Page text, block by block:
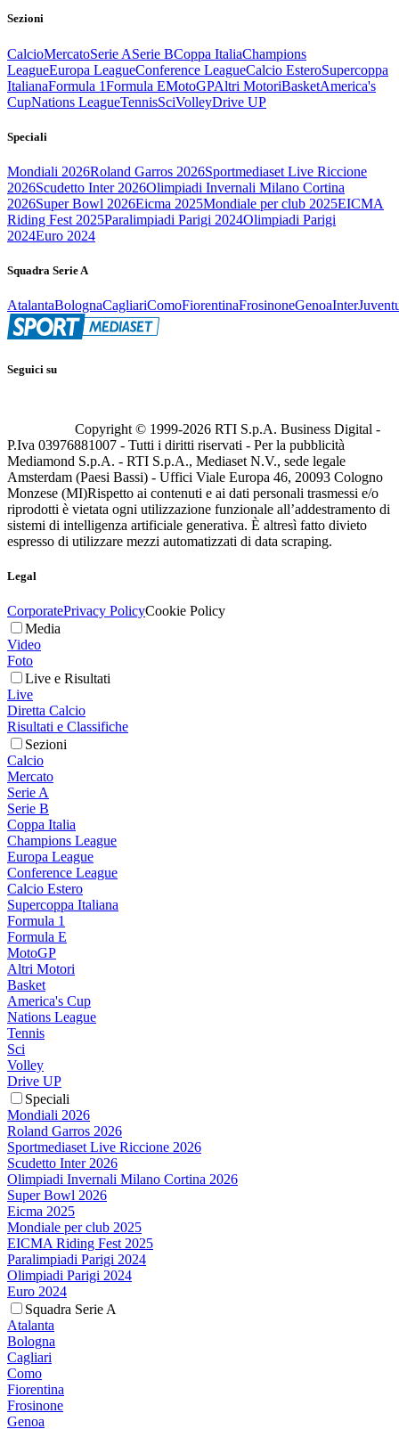
Sezioni
CalcioMercatoSerie ASerie BCoppa ItaliaChampions
LeagueEuropa LeagueConference LeagueCalcio EsteroSupercoppa
ItalianaFormula 1Formula EMotoGPAltri MotoriBasketAmerica's
CupNations LeagueTennisSciVolleyDrive UP
Speciali
Mondiali 2026Roland Garros 2026Sportmediaset Live Riccione
2026Scudetto Inter 2026Olimpiadi Invernali Milano Cortina
2026Super Bowl 2026Eicma 2025Mondiale per club 2025EICMA
Riding Fest 2025Paralimpiadi Parigi 2024Olimpiadi Parigi
2024Euro 2024
Squadra Serie A
AtalantaBolognaCagliariComoFiorentinaFrosinoneGenoaInter
Seguici su
Copyright © 1999-2026 RTI S.p.A. Business Digital -
P.Iva 03976881007 - Tutti i diritti riservati - Per la pubblicità
Mediamond S.p.A. - RTI S.p.A., Mediaset N.V., sede legale
Amsterdam (Paesi Bassi) - Uffici Viale Europa 46, 20093 Cologno
Monzese (MI)Rispetto ai contenuti e ai dati personali trasmessi e/o
riprodotti è vietata ogni utilizzazione funzionale all’addestramento di
sistemi di intelligenza artificiale generativa. È altresì fatto divieto
espresso di utilizzare mezzi automatizzati di data scraping.
Legal
CorporatePrivacy PolicyCookie Policy
Media
Video
Foto
Live e Risultati
Live
Diretta Calcio
Risultati e Classifiche
Sezioni
Calcio
Mercato
Serie A
Serie B
Coppa Italia
Champions League
Europa League
Conference League
Calcio Estero
Supercoppa Italiana
Formula 1
Formula E
MotoGP
Altri Motori
Basket
America's Cup
Nations League
Tennis
Sci
Volley
Drive UP
Speciali
Mondiali 2026
Roland Garros 2026
Sportmediaset Live Riccione 2026
Scudetto Inter 2026
Olimpiadi Invernali Milano Cortina 2026
Super Bowl 2026
Eicma 2025
Mondiale per club 2025
EICMA Riding Fest 2025
Paralimpiadi Parigi 2024
Olimpiadi Parigi 2024
Euro 2024
Squadra Serie A
Atalanta
Bologna
Cagliari
Como
Fiorentina
Frosinone
Genoa